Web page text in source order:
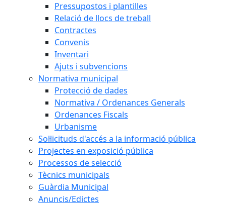
Pressupostos i plantilles
Relació de llocs de treball
Contractes
Convenis
Inventari
Ajuts i subvencions
Normativa municipal
Protecció de dades
Normativa / Ordenances Generals
Ordenances Fiscals
Urbanisme
Sol·licituds d'accés a la informació pública
Projectes en exposició pública
Processos de selecció
Tècnics municipals
Guàrdia Municipal
Anuncis/Edictes